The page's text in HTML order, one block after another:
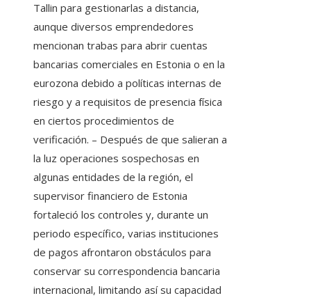
Tallin para gestionarlas a distancia,
aunque diversos emprendedores
mencionan trabas para abrir cuentas
bancarias comerciales en Estonia o en la
eurozona debido a políticas internas de
riesgo y a requisitos de presencia física
en ciertos procedimientos de
verificación. – Después de que salieran a
la luz operaciones sospechosas en
algunas entidades de la región, el
supervisor financiero de Estonia
fortaleció los controles y, durante un
periodo específico, varias instituciones
de pagos afrontaron obstáculos para
conservar su correspondencia bancaria
internacional, limitando así su capacidad